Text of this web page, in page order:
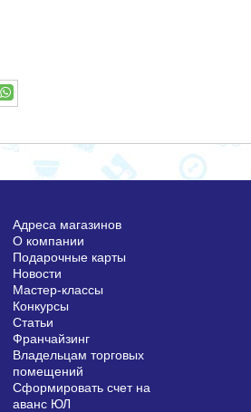
Адреса магазинов
О компании
Подарочные карты
Новости
Мастер-классы
Конкурсы
Статьи
Франчайзинг
Владельцам торговых
помещений
Сформировать счет на
аванс ЮЛ